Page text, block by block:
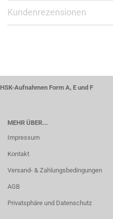
Kundenrezensionen
HSK-Aufnahmen Form A, E und F
MEHR ÜBER...
Impressum
Kontakt
Versand- & Zahlungsbedingungen
AGB
Privatsphäre und Datenschutz